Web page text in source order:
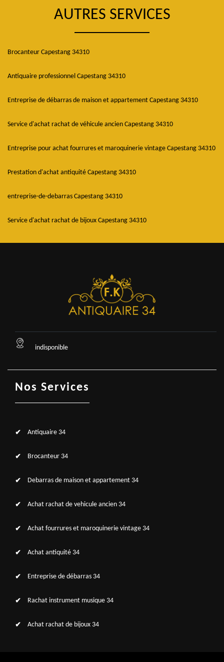
AUTRES SERVICES
Brocanteur Capestang 34310
Antiquaire professionnel Capestang 34310
Entreprise de débarras de maison et appartement Capestang 34310
Service d'achat rachat de véhicule ancien Capestang 34310
Entreprise pour achat fourrures et maroquinerie vintage Capestang 34310
Prestation d'achat antiquité Capestang 34310
entreprise-de-debarras Capestang 34310
Service d'achat rachat de bijoux Capestang 34310
indisponible
Nos Services
Antiquaire 34
Brocanteur 34
Debarras de maison et appartement 34
Achat rachat de vehicule ancien 34
Achat fourrures et maroquinerie vintage 34
Achat antiquité 34
Entreprise de débarras 34
Rachat instrument musique 34
Achat rachat de bijoux 34